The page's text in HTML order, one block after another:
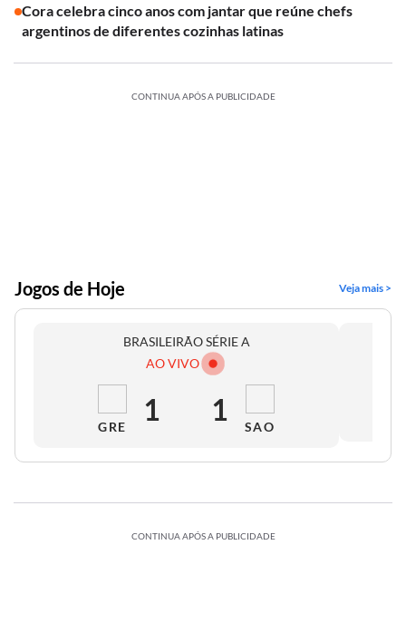
Cora celebra cinco anos com jantar que reúne chefs
argentinos de diferentes cozinhas latinas
CONTINUA APÓS A PUBLICIDADE
Jogos de Hoje Veja mais >
BRASILEIRÃO SÉRIE A
AO VIVO
GRE 1 1 SAO
CONTINUA APÓS A PUBLICIDADE